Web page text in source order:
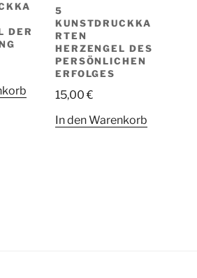
DER
5
KUNSTDRUCKKA
RTEN
HERZENGEL DES
PERSÖNLICHEN
ERFOLGES
15,00€
In den Warenkorb